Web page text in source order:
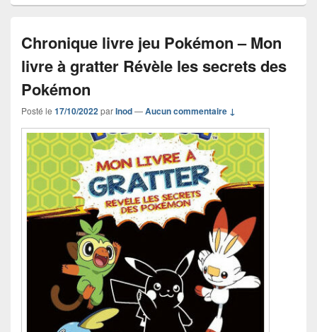
Chronique livre jeu Pokémon – Mon
livre à gratter Révèle les secrets des
Pokémon
Posté le 17/10/2022parInod—Aucun commentaire ↓